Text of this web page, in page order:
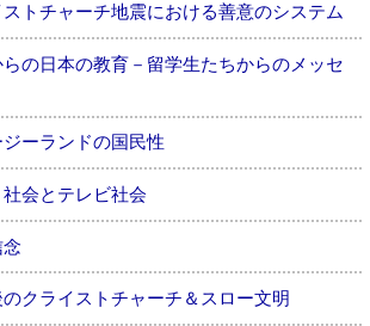
トチャーチ地震における善意のシステム
の日本の教育－留学生たちからのメッセ
ーランドの国民性
会とテレビ社会
クライストチャーチ＆スロー文明